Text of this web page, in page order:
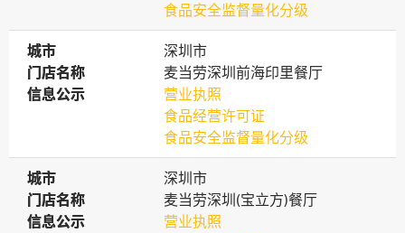
食品安全监督量化分级
城市
城市
深圳市
门店名称
门店名称
麦当劳深圳前海印里餐厅
信息公示
信息公示
营业执照
食品经营许可证
食品安全监督量化分级
城市
城市
深圳市
门店名称
门店名称
麦当劳深圳(宝立方)餐厅
信息公示
信息公示
营业执照